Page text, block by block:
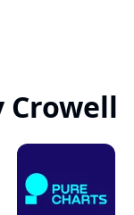
Crowell